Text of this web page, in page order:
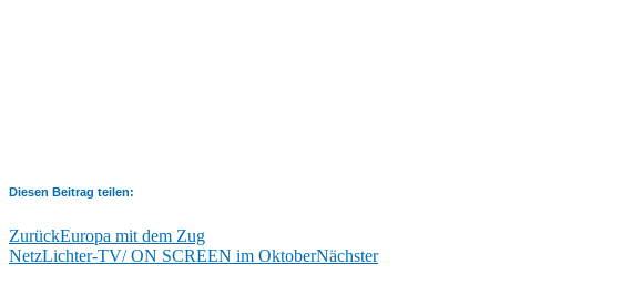
Diesen Beitrag teilen:
ZurückEuropa mit dem Zug
NetzLichter-TV/ ON SCREEN im OktoberNächster